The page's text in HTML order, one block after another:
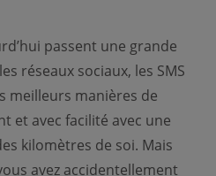
passent une grande
réseaux sociaux, les SMS
meilleurs manières de
et avec facilité avec une
kilomètres de soi. Mais
avez accidentellement